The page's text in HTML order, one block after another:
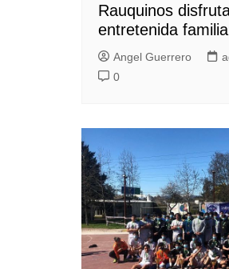
Rauquinos
entretenida
Angel Guerrero
0